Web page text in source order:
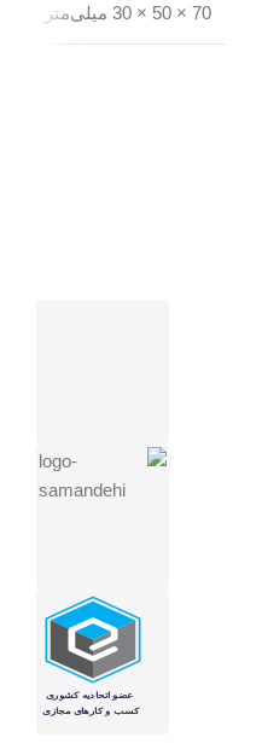
70 × 50 × 30 میلی‌متر